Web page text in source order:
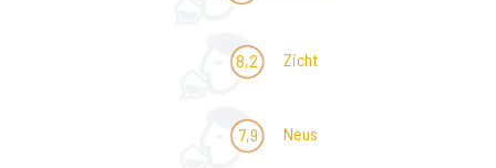
8,2 Zicht
7,9 Neus